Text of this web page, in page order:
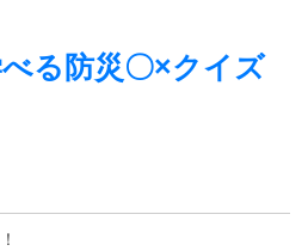
る防災〇×クイズ